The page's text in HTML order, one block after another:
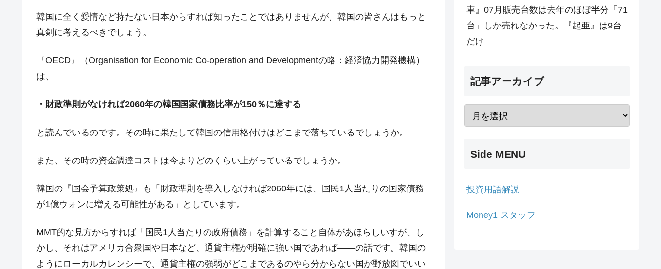
韓国に全く愛情など持たない日本からすれば知ったことではありませんが、韓国の皆さんはもっと
真剣に考えるべきでしょう。
『OECD』（Organisation for Economic Co-operation and Developmentの略：経済協力開発機構）
は、
・財政準則がなければ2060年の韓国国家債務比率が150％に達する
と読んでいるのです。その時に果たして韓国の信用格付けはどこまで落ちているでしょうか。
また、その時の資金調達コストは今よりどのくらい上がっているでしょうか。
韓国の『国会予算政策処』も「財政準則を導入しなければ2060年には、国民1人当たりの国家債務
が1億ウォンに増える可能性がある」としています。
MMT的な見方からすれば「国民1人当たりの政府債務」を計算すること自体があほらしいすが、し
かし、それはアメリカ合衆国や日本など、通貨主権が明確に強い国であれば――の話です。韓国の
ようにローカルカレンシーで、通貨主権の強弱がどこまであるのやら分からない国が野放図でいい
車』07月販売台数は去年のほぼ半分「71
台」しか売れなかった。『起亜』は9台
だけ
記事アーカイブ
Side MENU
投資用語解説
Money1 スタッフ